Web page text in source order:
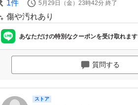
1件 5月29日（金）23時42分 終了
傷や汚れあり
あなただけの特別なクーポンを受け取れます
質問する
ストア